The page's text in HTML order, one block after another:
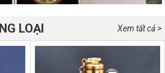
Xem tất cả >
LOẠI